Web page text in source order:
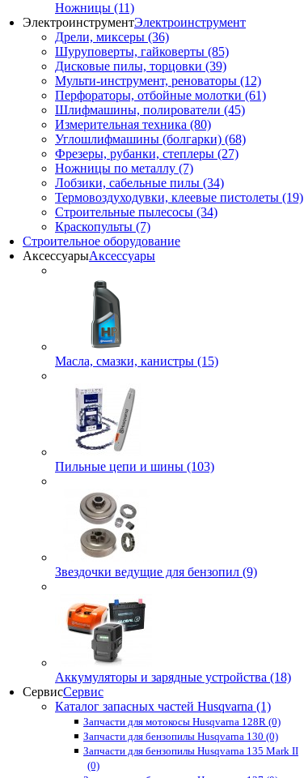
Ножницы (11)
ЭлектроинструментЭлектроинструмент
Дрели, миксеры (36)
Шуруповерты, гайковерты (85)
Дисковые пилы, торцовки (39)
Мульти-инструмент, реноваторы (12)
Перфораторы, отбойные молотки (61)
Шлифмашины, полирователи (45)
Измерительная техника (80)
Углошлифмашины (болгарки) (68)
Фрезеры, рубанки, степлеры (27)
Ножницы по металлу (7)
Лобзики, сабельные пилы (34)
Термовоздуходувки, клеевые пистолеты (19)
Строительные пылесосы (34)
Краскопульты (7)
Строительное оборудование
АксессуарыАксессуары
Масла, смазки, канистры (15)
Пильные цепи и шины (103)
Звездочки ведущие для бензопил (9)
Аккумуляторы и зарядные устройства (18)
СервисСервис
Каталог запасных частей Husqvarna (1)
Запчасти для мотокосы Husqvarna 128R (0)
Запчасти для бензопилы Husqvarna 130 (0)
Запчасти для бензопилы Husqvarna 135 Mark II
(0)